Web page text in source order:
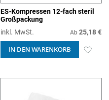
ES-Kompressen 12-fach steril
Großpackung
inkl. MwSt.
Ab 25,18 €
IN DEN WARENKORB ZUR